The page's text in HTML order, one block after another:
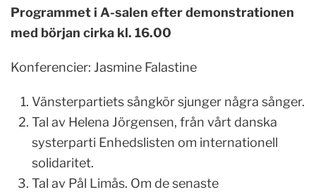
Programmet i A-salen efter demonstrationen
med början cirka kl. 16.00
Konferencier: Jasmine Falastine
Vänsterpartiets sångkör sjunger några sånger.
Tal av Helena Jörgensen, från vårt danska
systerparti Enhedslisten om internationell
solidaritet.
Tal av Pål Limås. Om de senaste